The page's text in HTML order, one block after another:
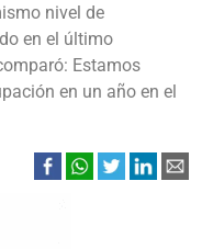
nivel de
en el último
Estamos
en un año en el